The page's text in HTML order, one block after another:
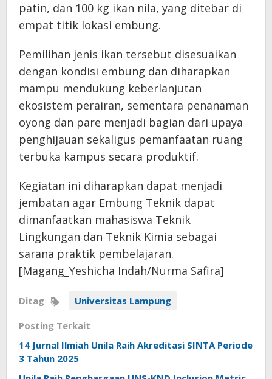
patin, dan 100 kg ikan nila, yang ditebar di
empat titik lokasi embung.
Pemilihan jenis ikan tersebut disesuaikan
dengan kondisi embung dan diharapkan
mampu mendukung keberlanjutan
ekosistem perairan, sementara penanaman
oyong dan pare menjadi bagian dari upaya
penghijauan sekaligus pemanfaatan ruang
terbuka kampus secara produktif.
Kegiatan ini diharapkan dapat menjadi
jembatan agar Embung Teknik dapat
dimanfaatkan mahasiswa Teknik
Lingkungan dan Teknik Kimia sebagai
sarana praktik pembelajaran.
[Magang_Yeshicha Indah/Nurma Safira]
Ditag Universitas Lampung
Posting Terkait
14 Jurnal Ilmiah Unila Raih Akreditasi SINTA Periode
3 Tahun 2025